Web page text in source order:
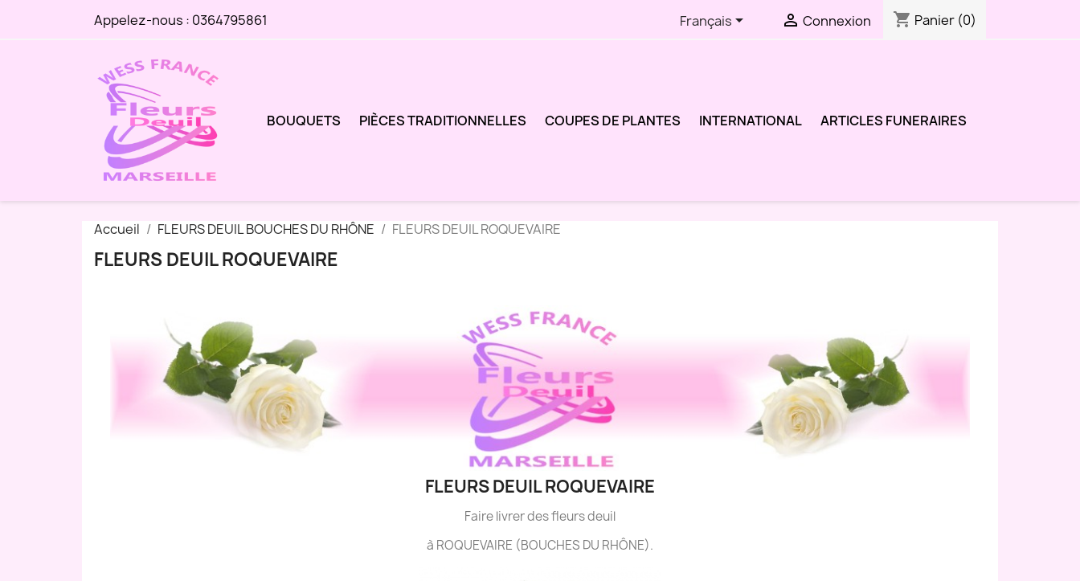
Appelez-nous : 0364795861 Français  Connexion shopping_cart Panier (0)
BOUQUETS PIÈCES TRADITIONNELLES COUPES DE PLANTES INTERNATIONAL ARTICLES FUNERAIRES
Accueil FLEURS DEUIL BOUCHES DU RHÔNE FLEURS DEUIL ROQUEVAIRE
FLEURS DEUIL ROQUEVAIRE
FLEURS DEUIL ROQUEVAIRE
Faire livrer des fleurs deuil
à ROQUEVAIRE (BOUCHES DU RHÔNE).